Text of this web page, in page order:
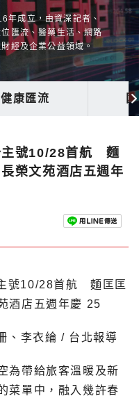
年成立，由資深記者、
匯流、醫藥生活、網路
經及企業公益領域。
健康匯流
號10/28首航 麵
榮文苑酒店五週年
、李衣綸 / 台北報導
為帶給旅客溫暖及新
菜單中，融入幾許春